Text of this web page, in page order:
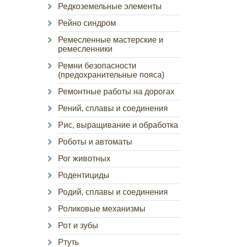
Редкоземельные элементы
Рейно синдром
Ремесленные мастерские и
ремесленники
Ремни безопасности
(предохранительные пояса)
Ремонтные работы на дорогах
Рений, сплавы и соединения
Рис, выращивание и обработка
Роботы и автоматы
Рог животных
Родентициды
Родий, сплавы и соединения
Роликовые механизмы
Рот и зубы
Ртуть